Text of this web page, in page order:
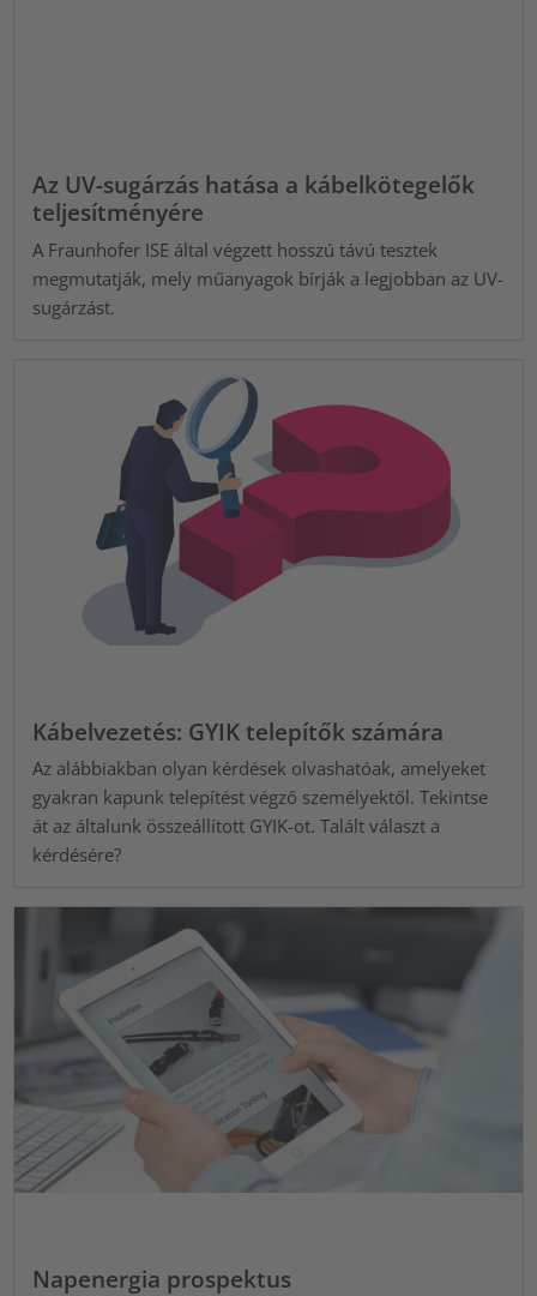
Az UV-sugárzás hatása a kábelkötegelők
teljesítményére
A Fraunhofer ISE által végzett hosszú távú tesztek
megmutatják, mely műanyagok bírják a legjobban az UV-
sugárzást.
Kábelvezetés: GYIK telepítők számára
Az alábbiakban olyan kérdések olvashatóak, amelyeket
gyakran kapunk telepítést végző személyektől. Tekintse
át az általunk összeállított GYIK-ot. Talált választ a
kérdésére?
Napenergia prospektus